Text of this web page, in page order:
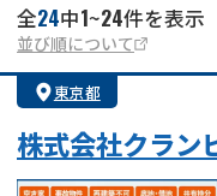
借地
任意売却
アンケート調査
全24中1~24件を表示
並び順について
東京都
株式会社クラン